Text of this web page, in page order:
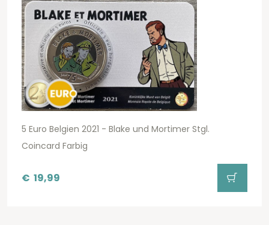
5 Euro Belgien 2021 - Blake und Mortimer Stgl.
Coincard Farbig
€ 19,99